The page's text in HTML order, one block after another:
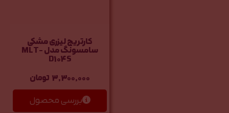
کارتریج لیزری مشکی
سامسونگ مدل MLT-
D104S
3,300,000 تومان
بررسی محصول